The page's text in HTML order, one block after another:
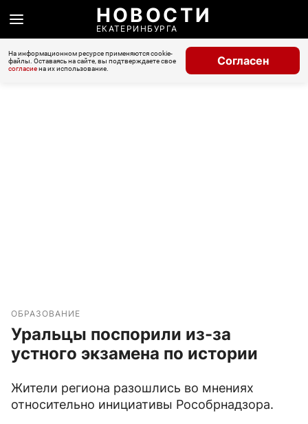
НОВОСТИ
ЕКАТЕРИНБУРГА
На информационном ресурсе применяются cookie-
файлы. Оставаясь на сайте, вы подтверждаете свое
согласиена их использование.
Согласен
ОБРАЗОВАНИЕ
Уральцы поспорили из-за
устного экзамена по истории
Жители региона разошлись во мнениях
относительно инициативы Рособрнадзора.